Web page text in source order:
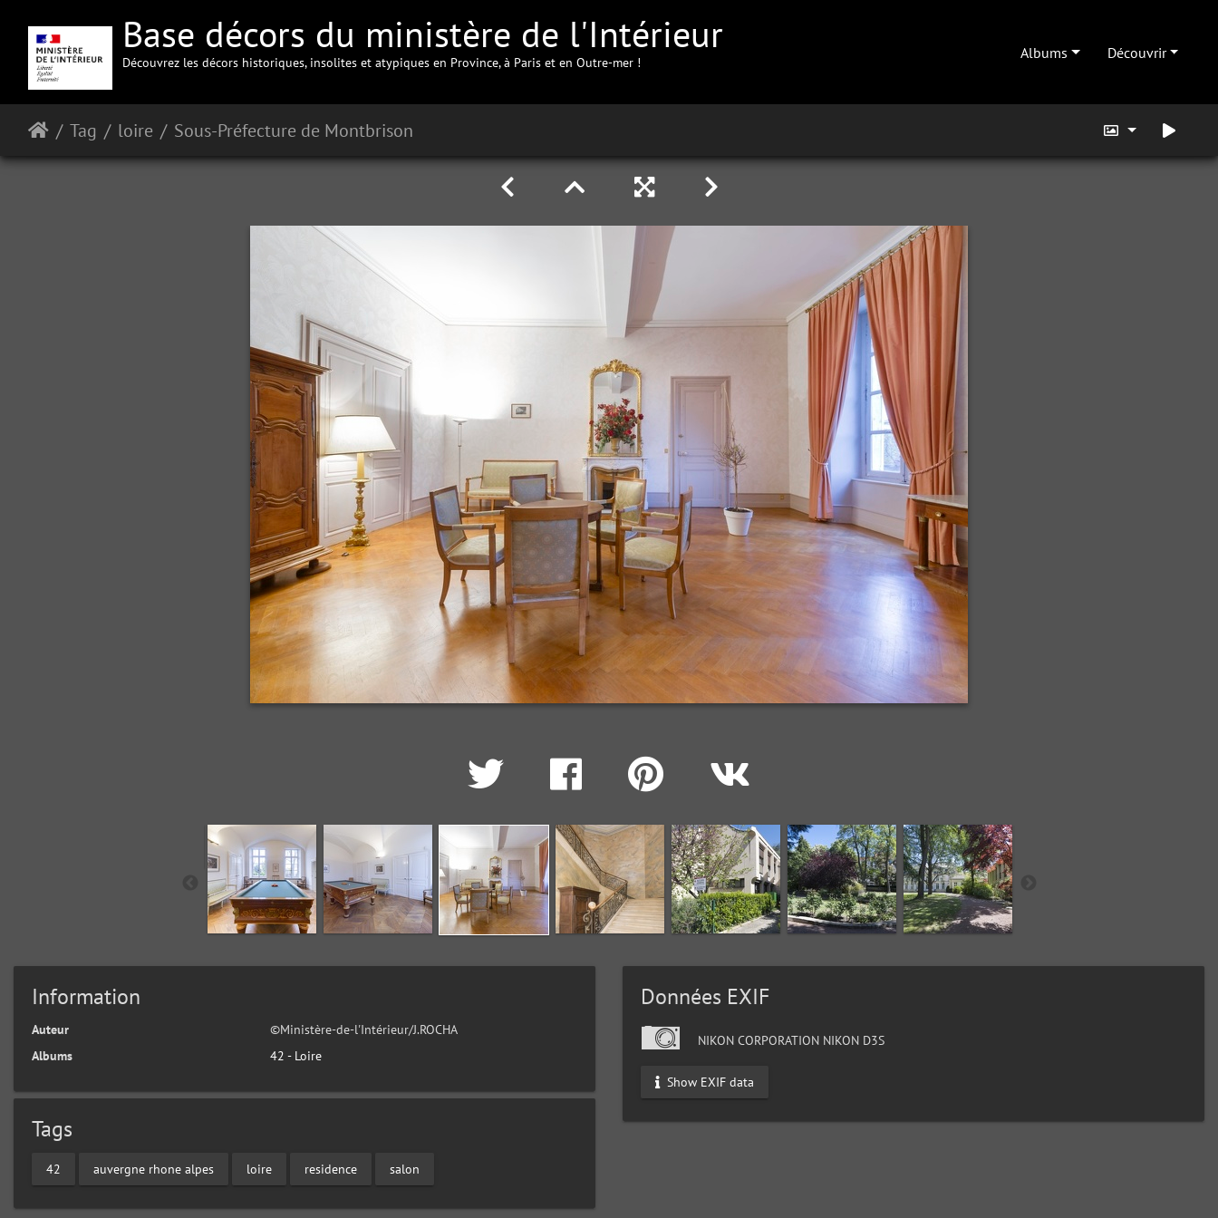
Base décors du ministère de l'Intérieur
Découvrez les décors historiques, insolites et atypiques en Province, à Paris et en Outre-mer !
Albums Découvrir
Tag loire Sous-Préfecture de Montbrison
Information
Auteur
©Ministère-de-l'Intérieur/J.ROCHA
Albums
42 - Loire
Tags
42 auvergne rhone alpes loire residence salon
Données EXIF
NIKON CORPORATION NIKON D3S
Show EXIF data